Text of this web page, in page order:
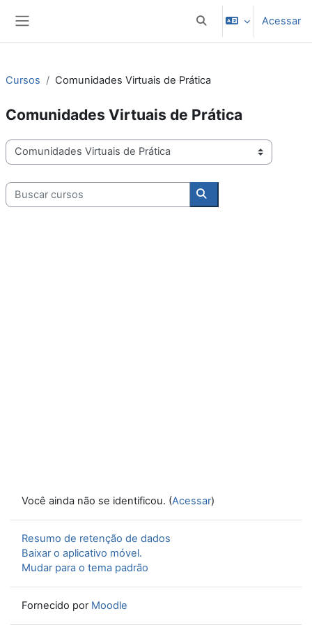
Alternar entrada de
Acessar
Cursos Comunidades Virtuais de Prática
Comunidades Virtuais de Prática
Categorias de Cursos
Buscar cursos
Buscar cursos
Você ainda não se identificou. (Acessar)
Resumo de retenção de dados
Baixar o aplicativo móvel.
Mudar para o tema padrão
Fornecido por Moodle